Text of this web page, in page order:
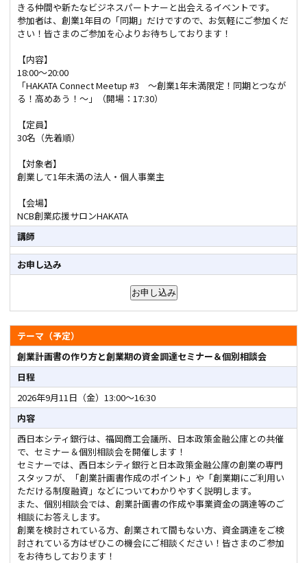
きる仲間や新たなビジネスパートナーと出会えるイベントです。
参加者は、創業1年目の「同期」だけですので、お気軽にご参加くだ
さい！皆さまのご参加を心よりお待ちしております！
【内容】
18:00～20:00
「HAKATA Connect Meetup #3 ～創業1年未満限定！同期とつなが
る！高めあう！～」（開場：17:30）
【定員】
30名（先着順）
【対象者】
創業して1年未満の法人・個人事業主
【会場】
NCB創業応援サロンHAKATA
講師
お申し込み
テーマ（予定）
創業計画書の作り方と創業期の資金調達セミナー＆個別相談会
日程
2026年9月11日（金）13:00～16:30
内容
西日本シティ銀行は、福岡商工会議所、日本政策金融公庫との共催
で、セミナー＆個別相談会を開催します！
セミナーでは、西日本シティ銀行と日本政策金融公庫の創業の専門
スタッフが、「創業計画書作成のポイント」や「創業期にご利用い
ただける制度融資」などについてわかりやすく説明します。
また、個別相談会では、創業計画書の作成や事業資金の調達等のご
相談にお答えします。
創業を検討されている方、創業されて間もない方、資金調達をご検
討されている方はぜひこの機会にご相談ください！皆さまのご参加
をお待ちしております！